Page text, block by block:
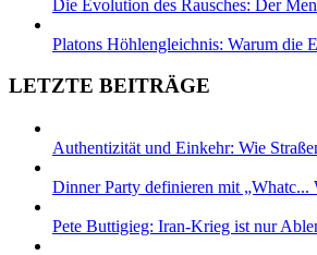
Die Evolution des Rausches: Der
Platons Höhlengleichnis: Warum die
LETZTE BEITRÄGE
Authentizität und Einkehr: Wie
Dinner Party definieren mit „Whatc...
Pete Buttigieg: Iran-Krieg ist nur